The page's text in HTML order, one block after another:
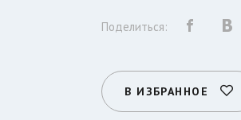
Поделиться:
В ИЗБРАННОЕ